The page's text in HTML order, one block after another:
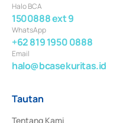
Halo BCA
1500888 ext 9
WhatsApp
+62 819 1950 0888
Email
halo@bcasekuritas.id
Tautan
Tentang Kami